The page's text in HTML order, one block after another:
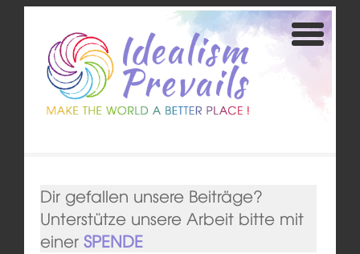
Dir gefallen unsere Beiträge?
Unterstütze unsere Arbeit bitte mit
einer SPENDE